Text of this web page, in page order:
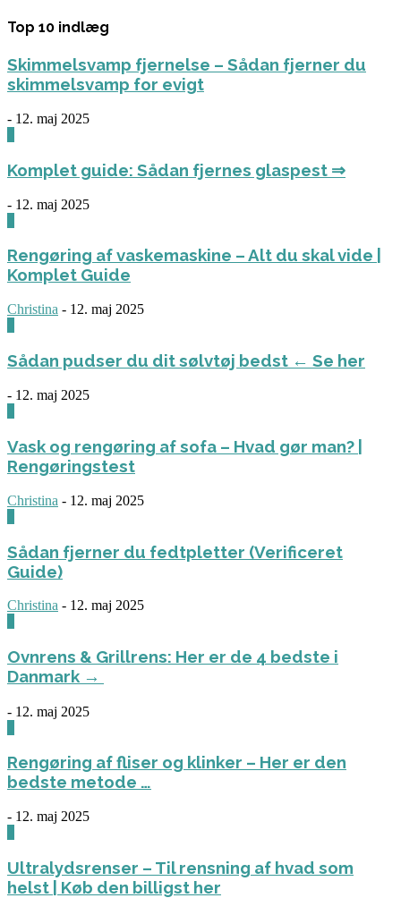
Top 10 indlæg
Skimmelsvamp fjernelse – Sådan fjerner du
skimmelsvamp for evigt
- 12. maj 2025
Komplet guide: Sådan fjernes glaspest ⇒
- 12. maj 2025
Rengøring af vaskemaskine – Alt du skal vide |
Komplet Guide
Christina - 12. maj 2025
Sådan pudser du dit sølvtøj bedst ← Se her
- 12. maj 2025
Vask og rengøring af sofa – Hvad gør man? |
Rengøringstest
Christina - 12. maj 2025
Sådan fjerner du fedtpletter (Verificeret
Guide)
Christina - 12. maj 2025
Ovnrens & Grillrens: Her er de 4 bedste i
Danmark →
- 12. maj 2025
Rengøring af fliser og klinker – Her er den
bedste metode …
- 12. maj 2025
Ultralydsrenser – Til rensning af hvad som
helst | Køb den billigst her